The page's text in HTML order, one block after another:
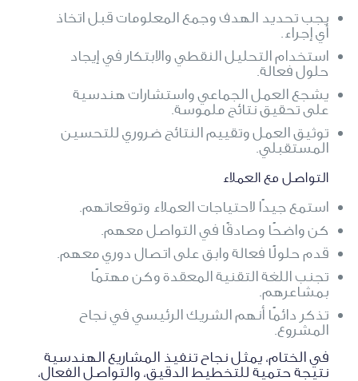
يجب تحديد الهدف وجمع المعلومات قبل اتخاذ
أي إجراء.
استخدام التحليل النقطي والابتكار في إيجاد
حلول فعالة.
يشجع العمل الجماعي واستشارات هندسية
على تحقيق نتائج ملموسة.
توثيق العمل وتقييم النتائج ضروري للتحسين
المستقبلي.
التواصل مع العملاء
استمع جيدًا لاحتياجات العملاء وتوقعاتهم.
كن واضحًا وصادقًا في التواصل معهم.
قدم حلولًا فعالة وابق على اتصال دوري معهم.
تجنب اللغة التقنية المعقدة وكن مهتمًا
بمشاعرهم.
تذكر دائمًا أنهم الشريك الرئيسي في نجاح
المشروع.
في الختام، يمثل نجاح تنفيذ المشاريع الهندسية
نتيجة حتمية للتخطيط الدقيق، والتواصل الفعال،